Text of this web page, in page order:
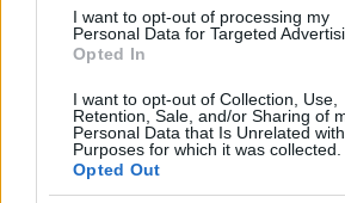
I want to opt-out of processing my
Personal Data for Targeted
Opted In
I want to opt-out of Collection, Use,
Retention, Sale, and/or Sharing of
Personal Data that Is Unrelated
Purposes for which it was collected.
Opted Out
να δουλέψει μαζί με τον Ντέγιαν
τους υπόλοιπους παίκτες του
του επόμενου σταθμού της
δεσμεύεται με συμβόλαιο για